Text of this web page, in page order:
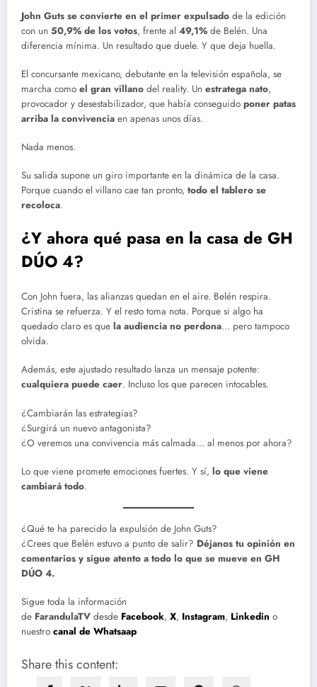
John Guts se convierte en el primer expulsado de la edición
con un 50,9% de los votos, frente al 49,1% de Belén. Una
diferencia mínima. Un resultado que duele. Y que deja huella.
El concursante mexicano, debutante en la televisión española, se
marcha como el gran villano del reality. Un estratega nato,
provocador y desestabilizador, que había conseguido poner patas
arriba la convivencia en apenas unos días.
Nada menos.
Su salida supone un giro importante en la dinámica de la casa.
Porque cuando el villano cae tan pronto, todo el tablero se
recoloca.
¿Y ahora qué pasa en la casa de GH
DÚO 4?
Con John fuera, las alianzas quedan en el aire. Belén respira.
Cristina se refuerza. Y el resto toma nota. Porque si algo ha
quedado claro es que la audiencia no perdona… pero tampoco
olvida.
Además, este ajustado resultado lanza un mensaje potente:
cualquiera puede caer. Incluso los que parecen intocables.
¿Cambiarán las estrategias?
¿Surgirá un nuevo antagonista?
¿O veremos una convivencia más calmada… al menos por ahora?
Lo que viene promete emociones fuertes. Y sí, lo que viene
cambiará todo.
¿Qué te ha parecido la expulsión de John Guts?
¿Crees que Belén estuvo a punto de salir? Déjanos tu opinión en
comentarios y sigue atento a todo lo que se mueve en GH
DÚO 4.
Sigue toda la información
de FarandulaTV desde Facebook, X, Instagram, Linkedin o
nuestro canal de Whatsaap
Share this content: